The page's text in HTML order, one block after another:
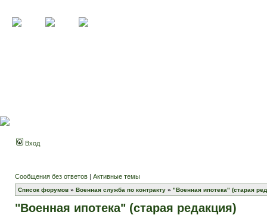
Вход
Сообщения без ответов | Активные темы
Список форумов » Военная служба по контракту » "Военная ипотека" (старая
"Военная ипотека" (старая редакция)